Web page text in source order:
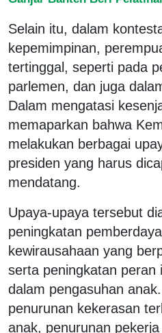
Selain itu, dalam
kepemimpinan,
tertinggal, seperti pada
parlemen, dan juga
Dalam mengatasi
memaparkan bahwa
melakukan berbagai
presiden yang harus
mendatang.
Upaya-upaya tersebut
peningkatan
kewirausahaan yang
serta peningkatan peran
dalam pengasuhan
penurunan kekerasan
anak, penurunan